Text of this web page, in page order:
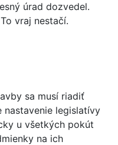
úrad dozvedel.
vraj nestačí.
sa musí riadiť
nastavenie legislatívy
u všetkých pokút
na ich